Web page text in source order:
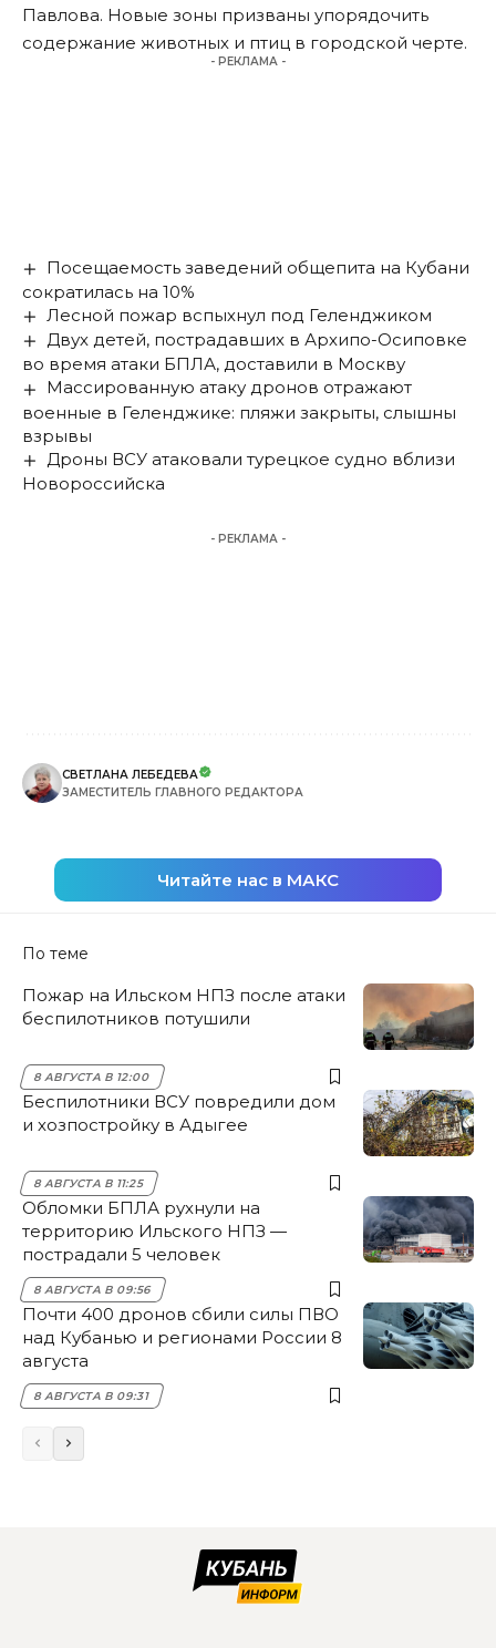
Павлова. Новые зоны призваны упорядочить
содержание животных и птиц в городской черте.
- РЕКЛАМА -
Посещаемость заведений общепита на Кубани
сократилась на 10%
Лесной пожар вспыхнул под Геленджиком
Двух детей, пострадавших в Архипо-Осиповке
во время атаки БПЛА, доставили в Москву
Массированную атаку дронов отражают
военные в Геленджике: пляжи закрыты, слышны
взрывы
Дроны ВСУ атаковали турецкое судно вблизи
Новороссийска
- РЕКЛАМА -
СВЕТЛАНА ЛЕБЕДЕВА
ЗАМЕСТИТЕЛЬ ГЛАВНОГО РЕДАКТОРА
Читайте нас в МАКС
По теме
Пожар на Ильском НПЗ после атаки
беспилотников потушили
8 АВГУСТА В 12:00
Беспилотники ВСУ повредили дом
и хозпостройку в Адыгее
8 АВГУСТА В 11:25
Обломки БПЛА рухнули на
территорию Ильского НПЗ —
пострадали 5 человек
8 АВГУСТА В 09:56
Почти 400 дронов сбили силы ПВО
над Кубанью и регионами России 8
августа
8 АВГУСТА В 09:31